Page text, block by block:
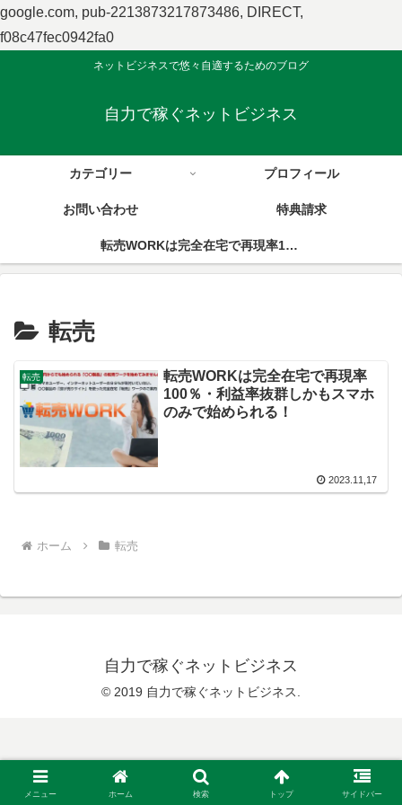
google.com, pub-2213873217873486, DIRECT,
f08c47fec0942fa0
ネットビジネスで悠々自適するためのブログ
自力で稼ぐネットビジネス
カテゴリー プロフィール
お問い合わせ 特典請求
転売WORKは完全在宅で再現率100％・利益率抜群しかもスマホのみで始められる！
転売
転売
転売WORKは完全在宅で再現率
100％・利益率抜群しかもスマホ
のみで始められる！
2023.11,17
ホーム 転売
自力で稼ぐネットビジネス
© 2019 自力で稼ぐネットビジネス.
メニュー ホーム 検索 トップ サイドバー